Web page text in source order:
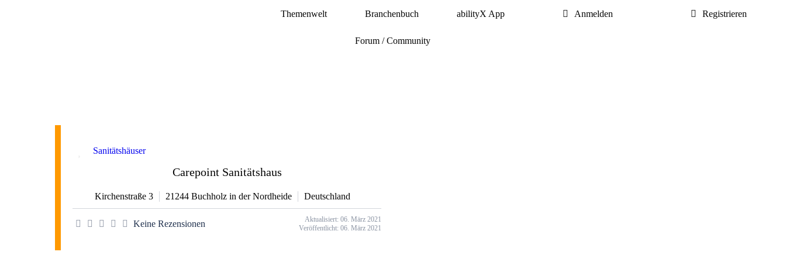
Themenwelt Branchenbuch abilityX App
Forum / Community
Anmelden Registrieren
Favorit
Sanitätshäuser
Carepoint Sanitätshaus
Kirchenstraße 3 21244 Buchholz in der Nordheide Deutschland
Keine Rezensionen
Aktualisiert: 06. März 2021
Veröffentlicht: 06. März 2021